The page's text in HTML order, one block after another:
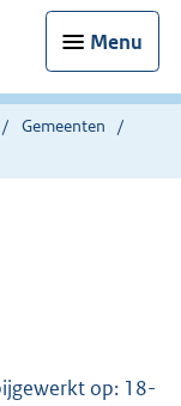
Menu
Gemeenten
op: 18-